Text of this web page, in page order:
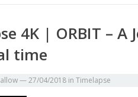
4K | ORBIT – A
time
—27/04/2018 in Timelapse